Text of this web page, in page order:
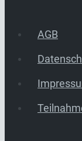
AGB